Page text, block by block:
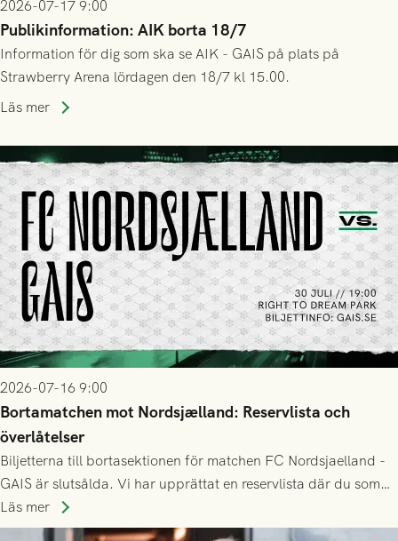
2026-07-17 9:00
Publikinformation: AIK borta 18/7
Information för dig som ska se AIK - GAIS på plats på
Strawberry Arena lördagen den 18/7 kl 15.00.
Läs mer
2026-07-16 9:00
Bortamatchen mot Nordsjælland: Reservlista och
överlåtelser
Biljetterna till bortasektionen för matchen FC Nordsjaelland -
GAIS är slutsålda. Vi har upprättat en reservlista där du som
ännu inte har någon biljett kan anmäla ditt intresse. Du kan
inte själv överlåta din biljett till någon annan.
Läs mer